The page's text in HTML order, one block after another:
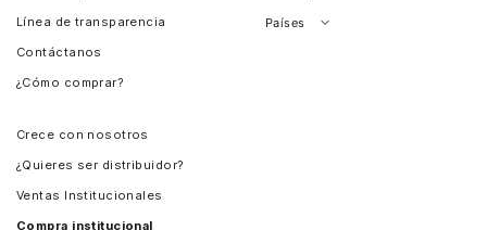
Línea de transparencia
Contáctanos
¿Cómo comprar?
Países
Crece con nosotros
¿Quieres ser distribuidor?
Ventas Institucionales
Compra institucional